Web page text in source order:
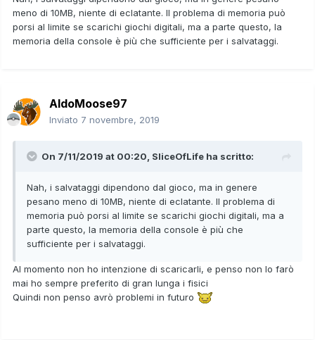
meno di 10MB, niente di eclatante. Il problema di memoria può
porsi al limite se scarichi giochi digitali, ma a parte questo, la
memoria della console è più che sufficiente per i salvataggi.
AldoMoose97
Inviato 7 novembre, 2019
On 7/11/2019 at 00:20, SliceOfLife ha scritto:
Nah, i salvataggi dipendono dal gioco, ma in genere
pesano meno di 10MB, niente di eclatante. Il problema di
memoria può porsi al limite se scarichi giochi digitali, ma a
parte questo, la memoria della console è più che
sufficiente per i salvataggi.
Al momento non ho intenzione di scaricarli, e penso non lo farò
mai ho sempre preferito di gran lunga i fisici
Quindi non penso avrò problemi in futuro